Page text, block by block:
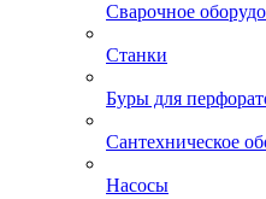
Сварочное
Станки
Буры для
Сантехническое
Насосы